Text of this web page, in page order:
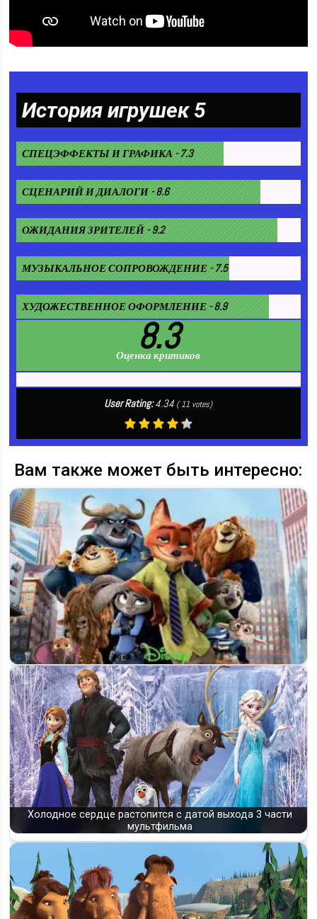
История игрушек 5
СПЕЦЭФФЕКТЫ И ГРАФИКА - 7.3
СЦЕНАРИЙ И ДИАЛОГИ - 8.6
ОЖИДАНИЯ ЗРИТЕЛЕЙ - 9.2
МУЗЫКАЛЬНОЕ СОПРОВОЖДЕНИЕ - 7.5
ХУДОЖЕСТВЕННОЕ ОФОРМЛЕНИЕ - 8.9
8.3
Оценка критиков
User Rating:4.34 (11 votes)
Вам также может быть интересно:
«Зверополис 3» запущен в работу: что сказали Буш и
Ховард
Холодное сердце растопится с датой выхода 3 части
мультфильма